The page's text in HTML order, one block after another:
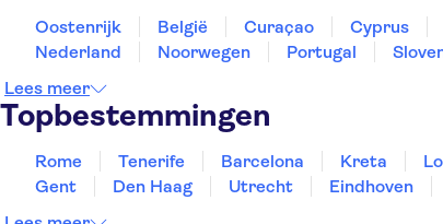
Oostenrijk België Curaçao Cyprus
Nederland
Noorwegen Portugal
Lees meer
Topbestemmingen
Rome Tenerife Barcelona Kreta
Gent
Den Haag Utrecht Eindhoven